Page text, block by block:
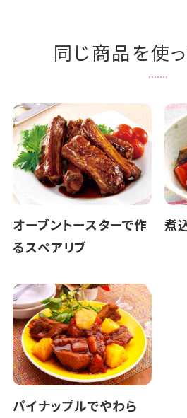
同じ商品を使
オーブントースターで作
るスペアリブ
煮
パイナップルでやわら